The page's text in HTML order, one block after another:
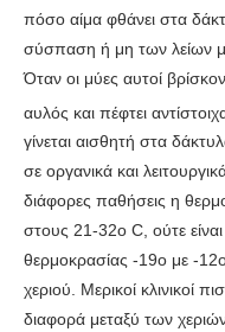
πόσο αίμα φθάνει στα
σύσπαση ή μη των λείων
Όταν οι μύες αυτοί
αυλός και πέφτει
γίνεται αισθητή στα
σε οργανικά και
διάφορες παθήσεις η
στους 21-32ο C, ούτε
θερμοκρασίας -19ο με -12o
χεριού. Μερικοί κλινικοί
διαφορά μεταξύ των